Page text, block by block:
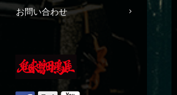
お問い合わせ